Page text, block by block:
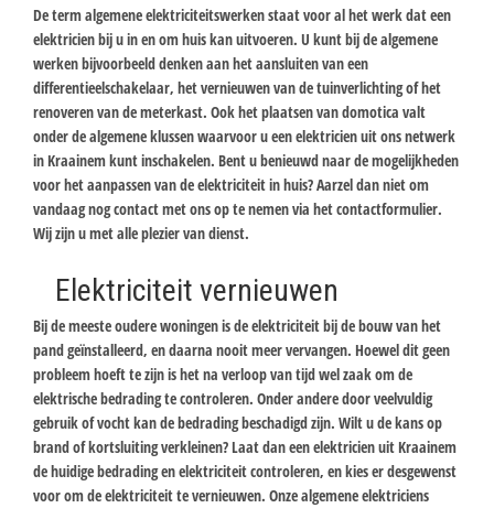
De term algemene elektriciteitswerken staat voor al het werk dat een
elektricien bij u in en om huis kan uitvoeren. U kunt bij de algemene
werken bijvoorbeeld denken aan het aansluiten van een
differentieelschakelaar, het vernieuwen van de tuinverlichting of het
renoveren van de meterkast. Ook het plaatsen van domotica valt
onder de algemene klussen waarvoor u een elektricien uit ons netwerk
in Kraainem kunt inschakelen. Bent u benieuwd naar de mogelijkheden
voor het aanpassen van de elektriciteit in huis? Aarzel dan niet om
vandaag nog contact met ons op te nemen via het contactformulier.
Wij zijn u met alle plezier van dienst.
Elektriciteit vernieuwen
Bij de meeste oudere woningen is de elektriciteit bij de bouw van het
pand geïnstalleerd, en daarna nooit meer vervangen. Hoewel dit geen
probleem hoeft te zijn is het na verloop van tijd wel zaak om de
elektrische bedrading te controleren. Onder andere door veelvuldig
gebruik of vocht kan de bedrading beschadigd zijn. Wilt u de kans op
brand of kortsluiting verkleinen? Laat dan een elektricien uit Kraainem
de huidige bedrading en elektriciteit controleren, en kies er desgewenst
voor om de elektriciteit te vernieuwen. Onze algemene elektriciens